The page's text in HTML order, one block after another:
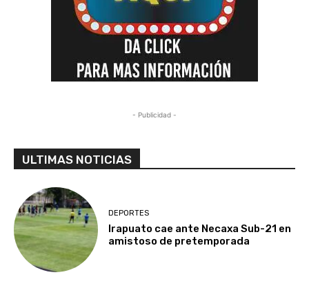
- Publicidad -
ULTIMAS NOTICIAS
DEPORTES
Irapuato cae ante Necaxa Sub-21 en
amistoso de pretemporada